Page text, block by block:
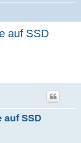
auf SSD
auf SSD